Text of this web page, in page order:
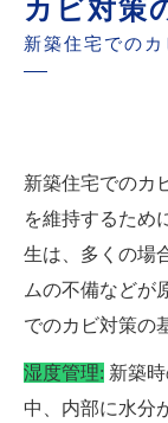
カビ対策
新築住宅での
新築住宅でのカ
を維持するため
生は、多くの場
ムの不備などが
でのカビ対策の
湿度管理: 新築
中、内部に水分